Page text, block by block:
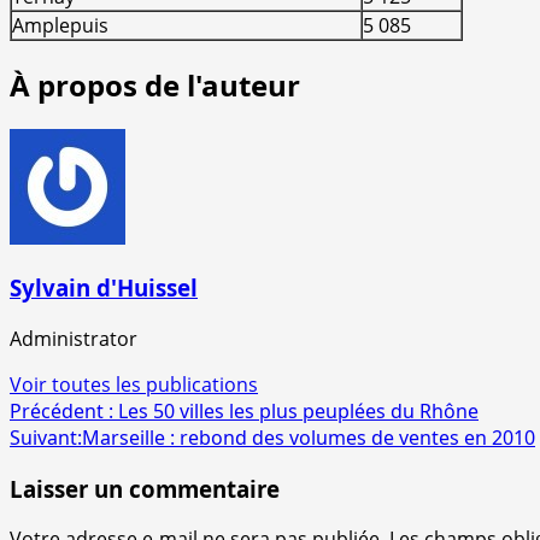
Amplepuis
5 085
À propos de l'auteur
Sylvain d'Huissel
Administrator
Voir toutes les publications
Navigation
d’article
Précédent : Les 50 villes les plus peuplées du Rhône
Suivant:Marseille : rebond des volumes de ventes en 2010
Laisser un commentaire